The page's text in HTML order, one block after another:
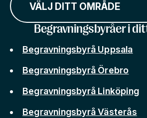
VÄLJ DITT OMRÅDE
Begravningsbyråer i
Begravningsbyrå Uppsala
Begravningsbyrå Örebro
Begravningsbyrå Linköping
Begravningsbyrå Västerås